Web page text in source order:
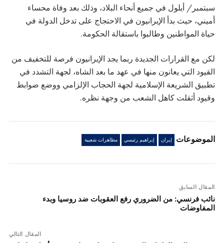
سبتمبر/ أيلول في جميع أنحاء البلاد، وذلك بعد وفاة محساء
أميني، حيث بدأ الإيرانيون في الاحتجاج على تدخل الدولة في
حياة المواطنين وطالبوا باستقالة الحكومة.
لكن مع القرارات الجديدة ربما يجد الإيرانيون فرصة للتخفيف من
القيود التي يعانون منها في عهد ما بعد الشاه، لجهة التشدد في
تطبيق الشريعة الإسلامية لجهة الحجاب الإلزامي ووضع ضوابط
وقيود أثقلت كاهل الشعب من وجهة نظره.
الموضوعات إيران إبراهيم رئيسي مظاهرات شعبية
المقال السابق
نائب فرنسي: من الضروري رفع العقوبات ضد روسيا وبدء
المفاوضات
المقال التالي